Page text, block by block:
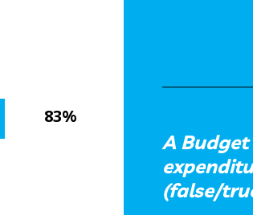
A
(false/
83%